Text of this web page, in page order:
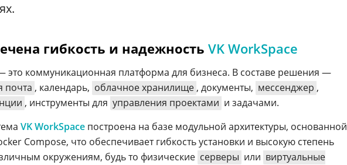
гибкость и надежность VK WorkSpace
это коммуникационная платформа для бизнеса. В составе решения —
почта , календарь, облачное хранилище , документы, мессенджер ,
, инструменты для управления проектами и задачами.
VK WorkSpace построена на базе модульной архитектуры, основанной
Compose, что обеспечивает гибкость установки и высокую степень
окружениям, будь то физические серверы или виртуальные